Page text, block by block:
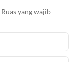
Ruas yang wajib